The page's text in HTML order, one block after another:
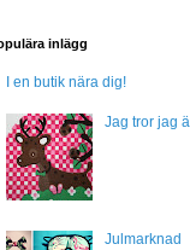
inlägg
I en butik nära dig!
Jag tror jag
Julmarknad